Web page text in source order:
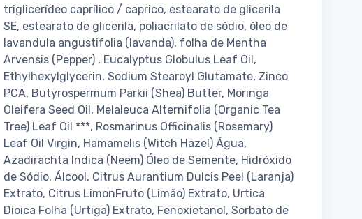
triglicerídeo caprílico / caprico, estearato de glicerila
SE, estearato de glicerila, poliacrilato de sódio, óleo de
lavandula angustifolia (lavanda), folha de Mentha
Arvensis (Pepper) , Eucalyptus Globulus Leaf Oil,
Ethylhexylglycerin, Sodium Stearoyl Glutamate, Zinco
PCA, Butyrospermum Parkii (Shea) Butter, Moringa
Oleifera Seed Oil, Melaleuca Alternifolia (Organic Tea
Tree) Leaf Oil ***, Rosmarinus Officinalis (Rosemary)
Leaf Oil Virgin, Hamamelis (Witch Hazel) Água,
Azadirachta Indica (Neem) Óleo de Semente, Hidróxido
de Sódio, Álcool, Citrus Aurantium Dulcis Peel (Laranja)
Extrato, Citrus LimonFruto (Limão) Extrato, Urtica
Dioica Folha (Urtiga) Extrato, Fenoxietanol, Sorbato de